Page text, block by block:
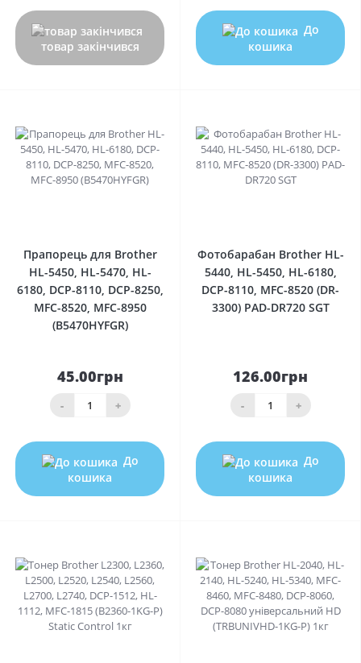
товар закінчився
До
кошика
Прапорець для Brother
HL-5450, HL-5470, HL-
6180, DCP-8110, DCP-8250,
MFC-8520, MFC-8950
(B5470HYFGR)
45.00грн
- +
До
кошика
Фотобарабан Brother HL-
5440, HL-5450, HL-6180,
DCP-8110, MFC-8520 (DR-
3300) PAD-DR720 SGT
126.00грн
- +
До
кошика